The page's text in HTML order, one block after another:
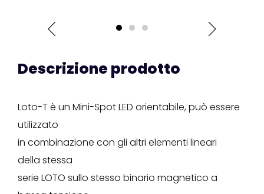
Descrizione prodotto
Loto-T è un Mini-Spot LED orientabile, può essere
utilizzato
in combinazione con gli altri elementi lineari
della stessa
serie LOTO sullo stesso binario magnetico a